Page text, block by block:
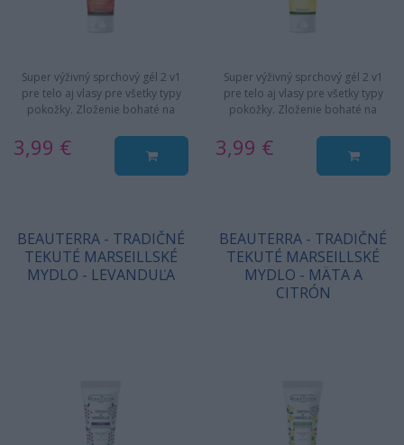
Super výživný sprchový gél 2 v1
pre telo aj vlasy pre všetky typy
pokožky. Zloženie bohaté na
3,99 €
Super výživný sprchový gél 2 v1
pre telo aj vlasy pre všetky typy
pokožky. Zloženie bohaté na
3,99 €
BEAUTERRA - TRADIČNÉ
TEKUTÉ MARSEILLSKÉ
MYDLO - LEVANDUĽA
BEAUTERRA - TRADIČNÉ
TEKUTÉ MARSEILLSKÉ
MYDLO - MÄTA A
CITRÓN